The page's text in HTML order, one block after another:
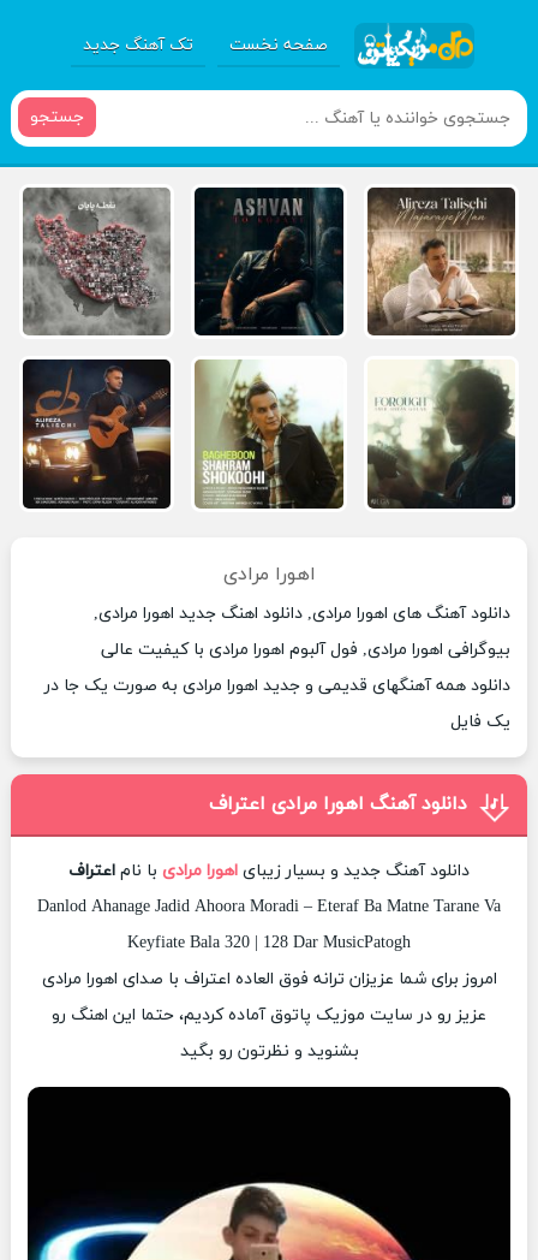
صفحه نخست تک آهنگ جدید
جستجو
اهورا مرادی
دانلود آهنگ های اهورا مرادی, دانلود اهنگ جدید اهورا مرادی,
بیوگرافی اهورا مرادی, فول آلبوم اهورا مرادی با کیفیت عالی
دانلود همه آهنگهای قدیمی و جدید اهورا مرادی به صورت یک جا در
یک فایل
دانلود آهنگ اهورا مرادی اعتراف
دانلود آهنگ جدید و بسیار زیبای اهورا مرادی با نام اعتراف
Danlod Ahanage Jadid Ahoora Moradi – Eteraf Ba Matne Tarane Va
Keyfiate Bala 320 | 128 Dar MusicPatogh
امروز برای شما عزیزان ترانه فوق العاده اعتراف با صدای اهورا مرادی
عزیز رو در سایت موزیک پاتوق آماده کردیم، حتما این اهنگ رو
بشنوید و نظرتون رو بگید